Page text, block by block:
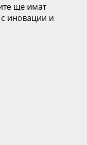
ще имат
иновации и